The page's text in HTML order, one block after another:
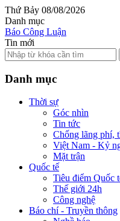
Thứ Bảy 08/08/2026
Danh mục
Báo Công Luận
Tin mới
Danh mục
Thời sự
Góc nhìn
Tin tức
Chống lãng phí,
Việt Nam - Kỷ
Mặt trận
Quốc tế
Tiêu điểm Quốc
Thế giới 24h
Công nghệ
Báo chí - Truyền thông